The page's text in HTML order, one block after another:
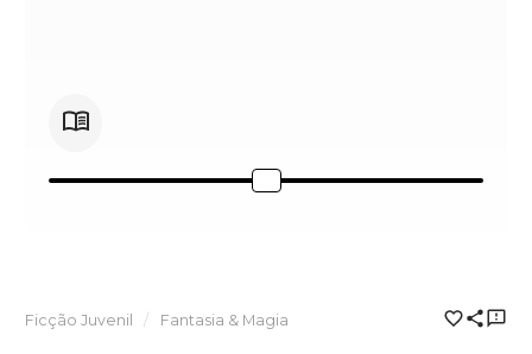
Ficção Juvenil Fantasia & Magia